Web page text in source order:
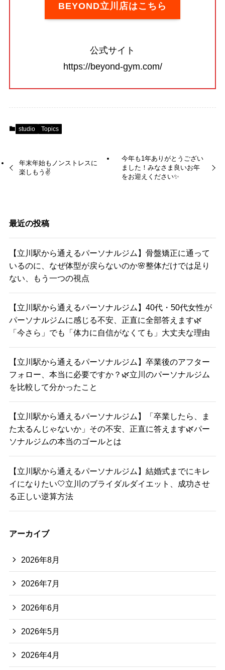
BEYOND立川店はこちら
公式サイト
https://beyond-gym.com/
studio Topics
年末年始もノンストレスに
楽しもう✌️
今年も1年ありがとうござい
ました！みなさま良いお年
をお迎えください✨
最近の投稿
【立川駅から通えるパーソナルジム】骨盤矯正に通って
いるのに、なぜ体型が戻らないのか🌸整体だけでは足り
ない、もう一つの視点
【立川駅から通えるパーソナルジム】40代・50代女性が
パーソナルジムに感じる不安、正直に全部答えます🌿
「今さら」でも「体力に自信がなくても」大丈夫な理由
【立川駅から通えるパーソナルジム】卒業後のアフター
フォロー、本当に必要ですか？🌿立川のパーソナルジム
を比較して分かったこと
【立川駅から通えるパーソナルジム】「卒業したら、ま
た太るんじゃないか」その不安、正直に答えます🌿パー
ソナルジムの本当のゴールとは
【立川駅から通えるパーソナルジム】結婚式までにキレ
イになりたい🤍立川のブライダルダイエット、成功させ
る正しい逆算方法
アーカイブ
2026年8月
2026年7月
2026年6月
2026年5月
2026年4月